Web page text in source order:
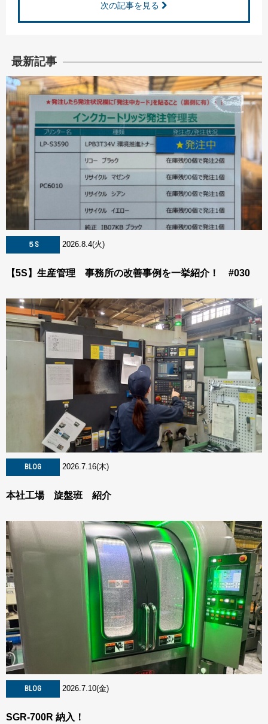
次の記事を見る
最新記事
５S 2026.8.4(火)
【5S】生産管理 事務所の改善事例を一挙紹介！ #030
BLOG 2026.7.16(木)
本社工場 旋盤班 紹介
BLOG 2026.7.10(金)
SGR-700R 納入！